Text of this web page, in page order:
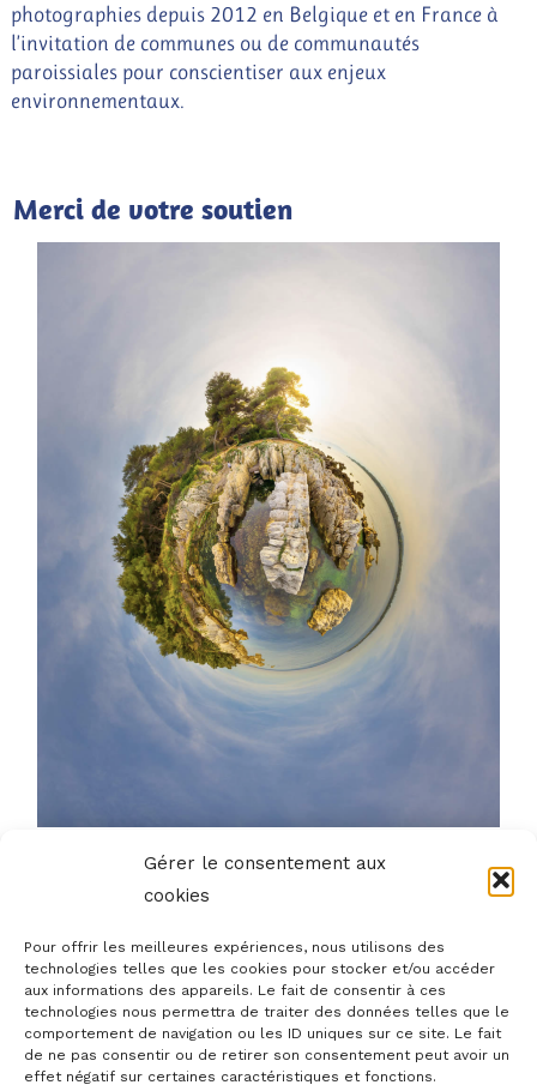
Gérer le consentement aux
cookies
Pour offrir les meilleures expériences, nous utilisons des
technologies telles que les cookies pour stocker et/ou accéder
aux informations des appareils. Le fait de consentir à ces
technologies nous permettra de traiter des données telles que le
comportement de navigation ou les ID uniques sur ce site. Le fait
de ne pas consentir ou de retirer son consentement peut avoir un
effet négatif sur certaines caractéristiques et fonctions.
photographies depuis 2012 en Belgique et en France à
l’invitation de communes ou de communautés
paroissiales pour conscientiser aux enjeux
environnementaux.
Merci de votre soutien
Menu